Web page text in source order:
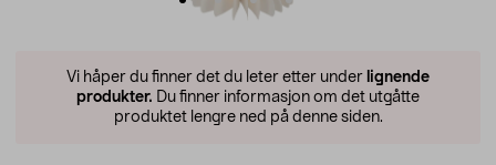
Vi håper du finner det du leter etter under lignende
produkter. Du finner informasjon om det utgåtte
produktet lengre ned på denne siden.